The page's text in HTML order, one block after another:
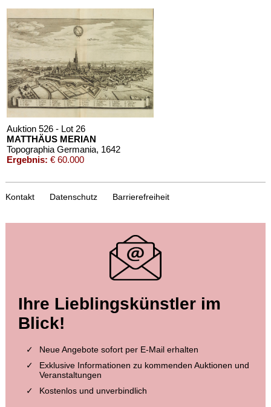
Auktion 526 - Lot 26
MATTHÄUS MERIAN
Topographia Germania, 1642
Ergebnis: € 60.000
MATTHÄUS (D.Ä.) MERIAN
Topographia Germaniae. 13 Bde., 1655
Ergebnis:€ 60.000
Kontakt Datenschutz Barrierefreiheit
Ihre Lieblingskünstler im
Blick!
Neue Angebote sofort per E-Mail erhalten
Exklusive Informationen zu kommenden Auktionen und
Veranstaltungen
Kostenlos und unverbindlich